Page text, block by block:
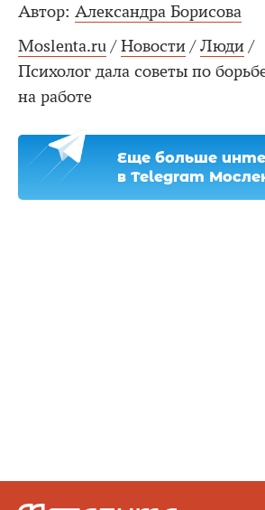
Автор: Александра Борисова
Moslenta.ru / Новости / Люди /
Психолог дала советы по
на работе
Еще больше
в Telegram